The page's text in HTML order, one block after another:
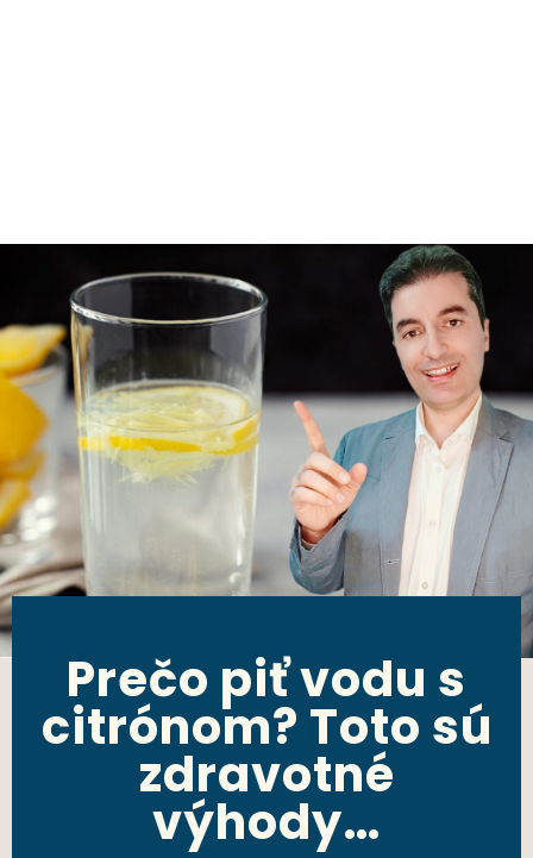
Prečo piť vodu s
citrónom? Toto sú
zdravotné
výhody…